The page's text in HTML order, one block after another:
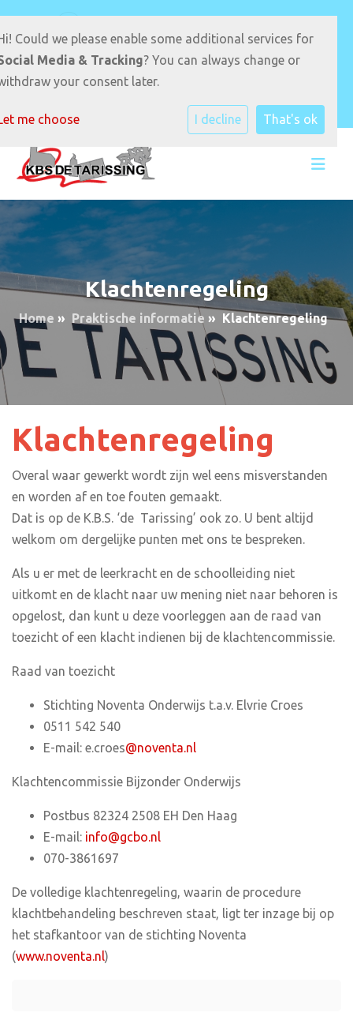
0512-331940 E-mailadres
Klachtenregeling
Home » Praktische informatie » Klachtenregeling
Klachtenregeling
Overal waar gewerkt wordt zijn wel eens misverstanden
en worden af en toe fouten gemaakt.
Dat is op de K.B.S. ‘de Tarissing’ ook zo. U bent altijd
welkom om dergelijke punten met ons te bespreken.
Als u er met de leerkracht en de schoolleiding niet
uitkomt en de klacht naar uw mening niet naar behoren is
opgelost, dan kunt u deze voorleggen aan de raad van
toezicht of een klacht indienen bij de klachtencommissie.
Raad van toezicht
Stichting Noventa Onderwijs t.a.v. Elvrie Croes
0511 542 540
E-mail: e.croes@noventa.nl
Klachtencommissie Bijzonder Onderwijs
Postbus 82324 2508 EH Den Haag
E-mail: info@gcbo.nl
070-3861697
De volledige klachtenregeling, waarin de procedure
klachtbehandeling beschreven staat, ligt ter inzage bij op
het stafkantoor van de stichting Noventa
(www.noventa.nl)
Could we please enable some additional services for
Media & Tracking? You can always change or
your consent later.
me choose I decline That's ok